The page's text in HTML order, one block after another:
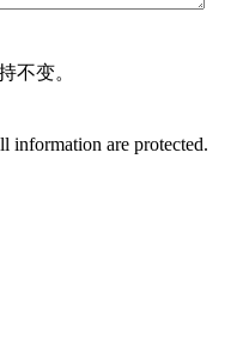
不变。
information are protected.